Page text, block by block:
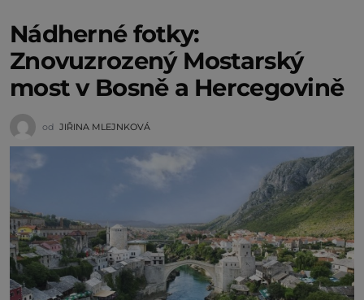
Nádherné fotky:
Znovuzrozený Mostarský
most v Bosně a Hercegovině
od JIŘINA MLEJNKOVÁ